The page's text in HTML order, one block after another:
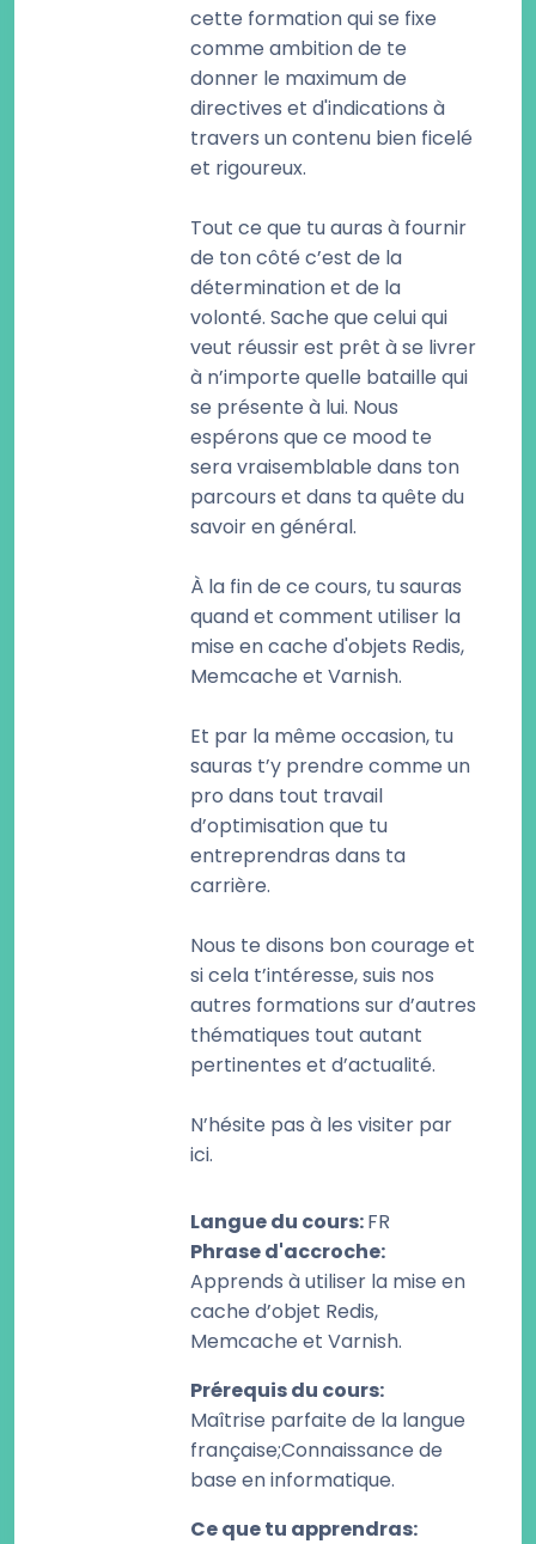
cette formation qui se fixe
comme ambition de te
donner le maximum de
directives et d'indications à
travers un contenu bien ficelé
et rigoureux.
Tout ce que tu auras à fournir
de ton côté c’est de la
détermination et de la
volonté. Sache que celui qui
veut réussir est prêt à se livrer
à n’importe quelle bataille qui
se présente à lui. Nous
espérons que ce mood te
sera vraisemblable dans ton
parcours et dans ta quête du
savoir en général.
À la fin de ce cours, tu sauras
quand et comment utiliser la
mise en cache d'objets Redis,
Memcache et Varnish.
Et par la même occasion, tu
sauras t’y prendre comme un
pro dans tout travail
d’optimisation que tu
entreprendras dans ta
carrière.
Nous te disons bon courage et
si cela t’intéresse, suis nos
autres formations sur d’autres
thématiques tout autant
pertinentes et d’actualité.
N’hésite pas à les visiter par
ici.
Langue du cours:FR
Phrase d'accroche:
Apprends à utiliser la mise en
cache d’objet Redis,
Memcache et Varnish.
Prérequis du cours:
Maîtrise parfaite de la langue
française;Connaissance de
base en informatique.
Ce que tu apprendras: